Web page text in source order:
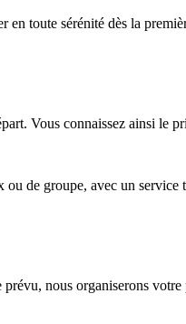
en toute sérénité dès la
Vous connaissez ainsi le
de groupe, avec un service
nous organiserons